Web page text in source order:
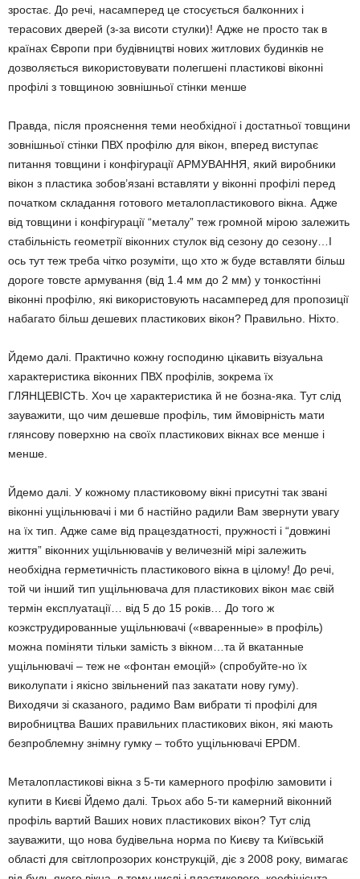
зростає. До речі, насамперед це стосується балконних і
терасових дверей (з-за висоти стулки)! Адже не просто так в
країнах Європи при будівництві нових житлових будинків не
дозволяється використовувати полегшені пластикові віконні
профілі з товщиною зовнішньої стінки менше
Правда, після прояснення теми необхідної і достатньої товщини
зовнішньої стінки ПВХ профілю для вікон, вперед виступає
питання товщини і конфігурації АРМУВАННЯ, який виробники
вікон з пластика зобов’язані вставляти у віконні профілі перед
початком складання готового металопластикового вікна. Адже
від товщини і конфігурації “металу” теж громной мірою залежить
стабільність геометрії віконних стулок від сезону до сезону…І
ось тут теж треба чітко розуміти, що хто ж буде вставляти більш
дороге товсте армування (від 1.4 мм до 2 мм) у тонкостінні
віконні профілю, які використовують насамперед для пропозиції
набагато більш дешевих пластикових вікон? Правильно. Ніхто.
Йдемо далі. Практично кожну господиню цікавить візуальна
характеристика віконних ПВХ профілів, зокрема їх
ГЛЯНЦЕВІСТЬ. Хоч це характеристика й не бозна-яка. Тут слід
зауважити, що чим дешевше профіль, тим ймовірність мати
глянсову поверхню на своїх пластикових вікнах все менше і
менше.
Йдемо далі. У кожному пластиковому вікні присутні так звані
віконні ущільнювачі і ми б настійно радили Вам звернути увагу
на їх тип. Адже саме від працездатності, пружності і “довжині
життя” віконних ущільнювачів у величезній мірі залежить
необхідна герметичність пластикового вікна в цілому! До речі,
той чи інший тип ущільнювача для пластикових вікон має свій
термін експлуатації… від 5 до 15 років… До того ж
коэкструдированные ущільнювачі («вваренные» в профіль)
можна поміняти тільки замість з вікном…та й вкатанные
ущільнювачі – теж не «фонтан емоцій» (спробуйте-но їх
виколупати і якісно звільнений паз закатати нову гуму).
Виходячи зі сказаного, радимо Вам вибрати ті профілі для
виробництва Ваших правильних пластикових вікон, які мають
безпроблемну знімну гумку – тобто ущільнювачі EPDM.
Металопластикові вікна з 5-ти камерного профілю замовити і
купити в Києві Йдемо далі. Трьох або 5-ти камерний віконний
профіль вартий Ваших нових пластикових вікон? Тут слід
зауважити, що нова будівельна норма по Києву та Київській
області для світлопрозорих конструкцій, діє з 2008 року, вимагає